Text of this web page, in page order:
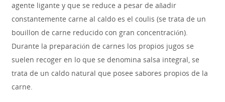
agente ligante y que se reduce a pesar de añadir
constantemente carne al caldo es el coulis (se trata de un
bouillon de carne reducido con gran concentración).
Durante la preparación de carnes los propios jugos se
suelen recoger en lo que se denomina salsa integral, se
trata de un caldo natural que posee sabores propios de la
carne.